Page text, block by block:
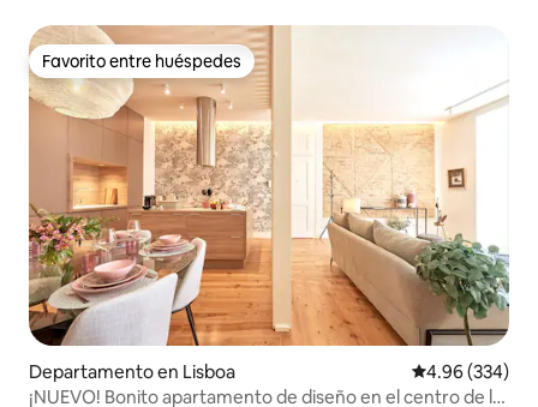
Favorito entre huéspedes
Favorito entre huéspedes
Departamento en Lisboa Calificación
4.96 (334)
¡NUEVO! Bonito apartamento de diseño en el centro de la